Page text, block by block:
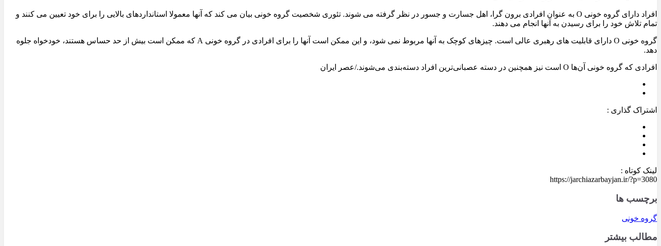
افراد دارای گروه خونی O به عنوان افرادی برون گرا، اهل جسارت و جسور در نظر گرفته می شوند. تئوری شخصیت گروه خونی بیان می کند که آنها معمولا استانداردهای بالایی را برای خود تعیین می کنند و
تمام تلاش خود را برای رسیدن به آنها انجام می دهند.
گروه خونی O دارای قابلیت های رهبری عالی است. چیزهای کوچک به آنها مربوط نمی شود، و این ممکن است آنها را برای افرادی در گروه خونی A که ممکن است بیش از حد حساس هستند، خودخواه جلوه
دهد.
افرادی که گروه خونی آن‌ها O است نیز همچنین در دسته عصبانی‌ترین افراد دسته‌بندی می‌شوند./عصر ایران
اشتراک گذاری :
لینک کوتاه :
https://jarchiazarbayjan.ir/?p=3080
برچسب ها
گروه خونی
مطالب بیشتر